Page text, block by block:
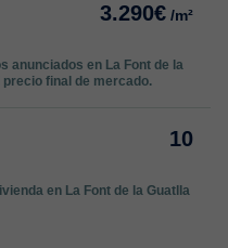
3.290€ /m²
anunciados en La Font de la
final de mercado.
10
en La Font de la Guatlla